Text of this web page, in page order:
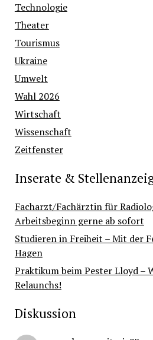
Technologie
Theater
Tourismus
Ukraine
Umwelt
Wahl 2026
Wirtschaft
Wissenschaft
Zeitfenster
Inserate &
Facharzt/Fachärztin für
Arbeitsbeginn gerne ab sofort
Studieren in Freiheit – Mit der
Hagen
Praktikum beim Pester Lloyd –
Relaunchs!
Diskussion